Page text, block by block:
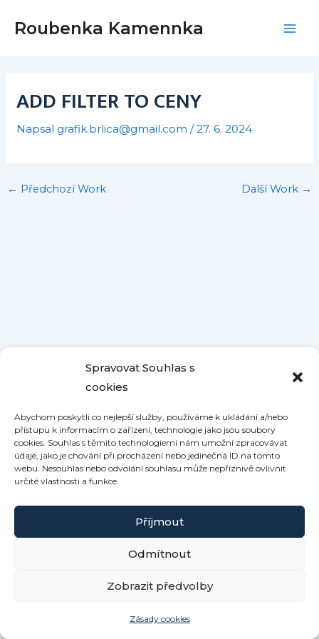
Spravovat Souhlas s
cookies
Abychom poskytli co nejlepší služby, používáme k ukládání a/nebo
přístupu k informacím o zařízení, technologie jako jsou soubory
cookies. Souhlas s těmito technologiemi nám umožní zpracovávat
údaje, jako je chování při procházení nebo jedinečná ID na tomto
webu. Nesouhlas nebo odvolání souhlasu může nepříznivě ovlivnit
určité vlastnosti a funkce.
Příjmout
Odmítnout
Zobrazit předvolby
Zásady cookies
Roubenka Kamennka
ADD FILTER TO CENY
Napsal grafik.brlica@gmail.com/27. 6. 2024
navigation
← Předchozí Work Další Work →
Šablona Astra WordPress